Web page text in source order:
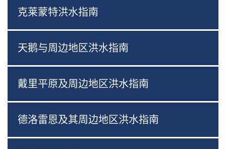
克莱蒙特洪水指南
天鹅与周边地区洪水指南
戴里平原及周边地区洪水指南
德洛雷恩及其周边地区洪水指南